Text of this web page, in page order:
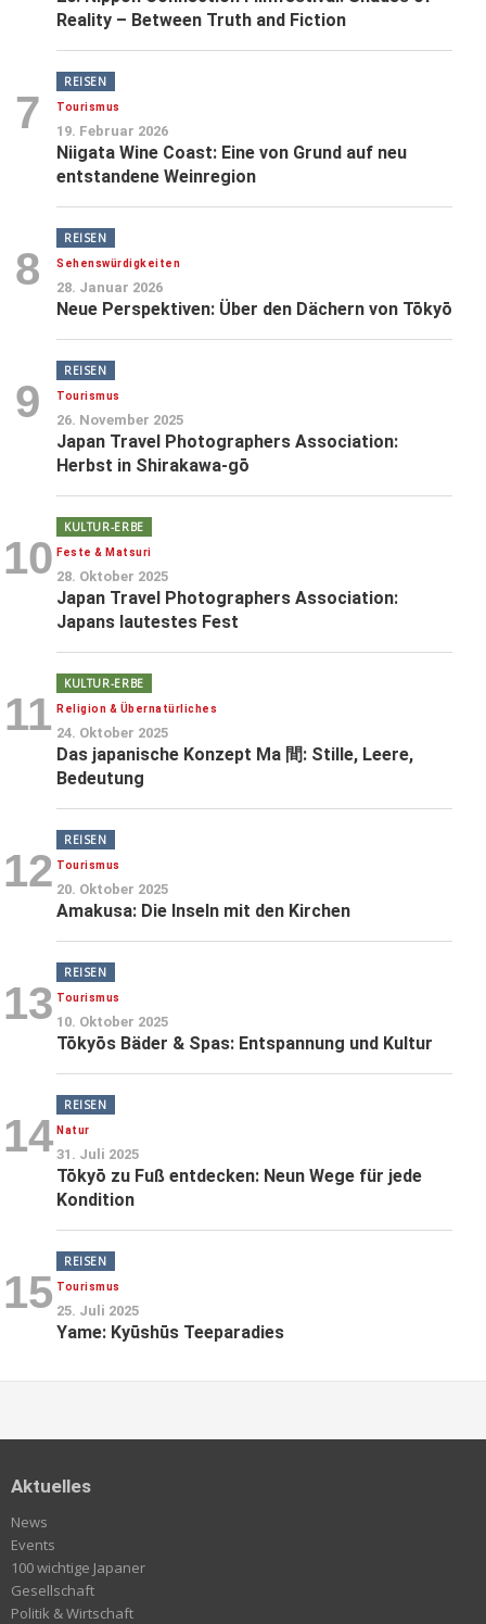
Reality – Between Truth and Fiction
7
REISEN
Tourismus
19. Februar 2026
Niigata Wine Coast: Eine von Grund auf neu
entstandene Weinregion
8
REISEN
Sehenswürdigkeiten
28. Januar 2026
Neue Perspektiven: Über den Dächern von Tōkyō
9
REISEN
Tourismus
26. November 2025
Japan Travel Photographers Association:
Herbst in Shirakawa-gō
10
KULTUR-ERBE
Feste & Matsuri
28. Oktober 2025
Japan Travel Photographers Association:
Japans lautestes Fest
11
KULTUR-ERBE
Religion & Übernatürliches
24. Oktober 2025
Das japanische Konzept Ma 間: Stille, Leere,
Bedeutung
12
REISEN
Tourismus
20. Oktober 2025
Amakusa: Die Inseln mit den Kirchen
13
REISEN
Tourismus
10. Oktober 2025
Tōkyōs Bäder & Spas: Entspannung und Kultur
14
REISEN
Natur
31. Juli 2025
Tōkyō zu Fuß entdecken: Neun Wege für jede
Kondition
15
REISEN
Tourismus
25. Juli 2025
Yame: Kyūshūs Teeparadies
Aktuelles
News
Events
100 wichtige Japaner
Gesellschaft
Politik & Wirtschaft